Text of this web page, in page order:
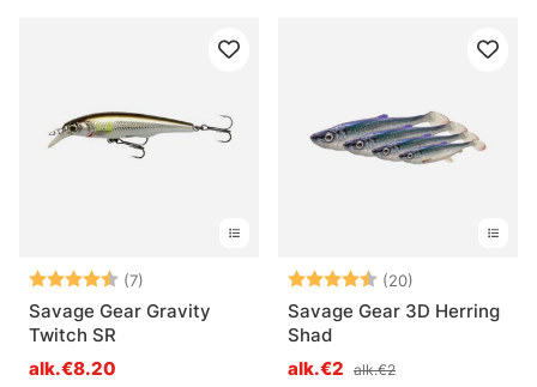
Arvio: (7)
4.6 5:sta tähdestä
Savage Gear Gravity
Twitch SR
alk.€8.20
Arvio: (20)
Savage Gear 3D Herring
Shad
alk.€2 alk.€2